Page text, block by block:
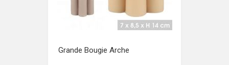
Grande Bougie Arche